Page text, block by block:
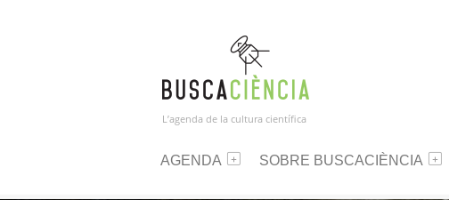
L’agenda de la cultura científica
AGENDA SOBRE BUSCACIÈNCIA